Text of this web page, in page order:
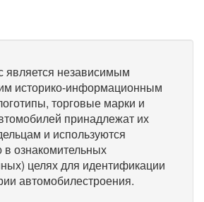
является независимым
историко-информационным
торговые марки и
принадлежат их
и используются
в ознакомительных
целях для идентификации
автомобилестроения.